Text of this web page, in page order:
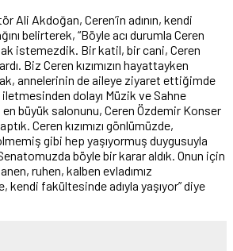
Ali Akdoğan, Ceren’in adının, kendi
belirterek, “Böyle acı durumla Ceren
istemezdik. Bir katil, bir cani, Ceren
Biz Ceren kızımızın hayattayken
annelerinin de aileye ziyaret ettiğimde
iletmesinden dolayı Müzik ve Sahne
büyük salonunu, Ceren Özdemir Konser
Ceren kızımızı gönlümüzde,
gibi hep yaşıyormuş duygusuyla
böyle bir karar aldık. Onun için
ruhen, kalben evladımız
fakültesinde adıyla yaşıyor” diye